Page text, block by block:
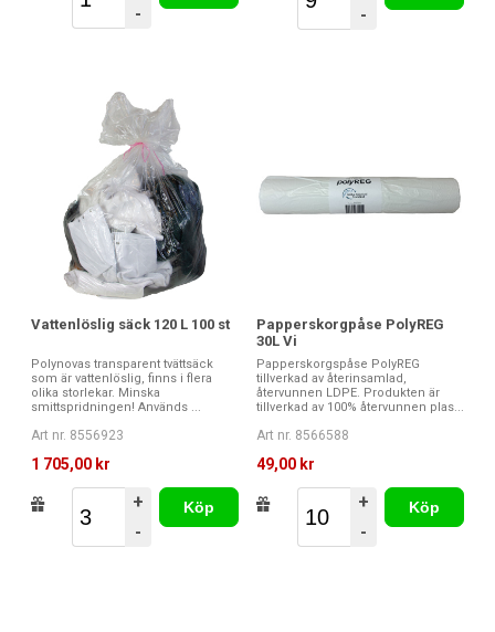
-
-
Vattenlöslig säck 120 L 100 st
Polynovas transparent tvättsäck
som är vattenlöslig, finns i flera
olika storlekar. Minska
smittspridningen! Används ...
Art nr. 8556923
1 705,00 kr
+
-
Köp
Papperskorgpåse PolyREG
30L Vi
Papperskorgspåse PolyREG
tillverkad av återinsamlad,
återvunnen LDPE. Produkten är
tillverkad av 100% återvunnen plas...
Art nr. 8566588
49,00 kr
+
-
Köp